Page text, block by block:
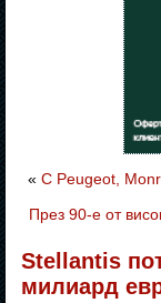
« С Peugeot,
През 90-е от
Stellantis
милиард